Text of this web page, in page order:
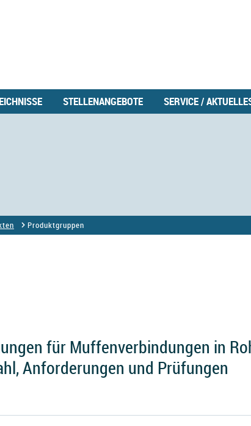
STELLENANGEBOTE SERVICE /
Produktgruppen
für Muffenverbindungen in
Anforderungen und Prüfungen